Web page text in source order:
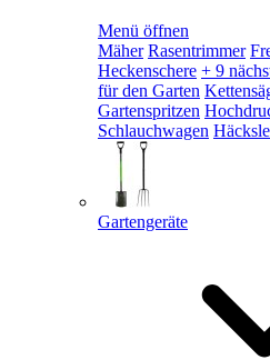
Menü öffnen
Mäher Rasentrimmer
Heckenschere + 9
für den Garten
Gartenspritzen
Schlauchwagen
Gartengeräte